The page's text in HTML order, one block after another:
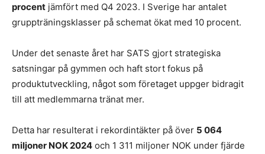
procent jämfört med Q4 2023. I Sverige har antalet
gruppträningsklasser på schemat ökat med 10 procent.
Under det senaste året har SATS gjort strategiska
satsningar på gymmen och haft stort fokus på
produktutveckling, något som företaget uppger bidragit
till att medlemmarna tränat mer.
Detta har resulterat i rekordintäkter på över 5 064
miljoner NOK 2024 och 1 311 miljoner NOK under fjärde